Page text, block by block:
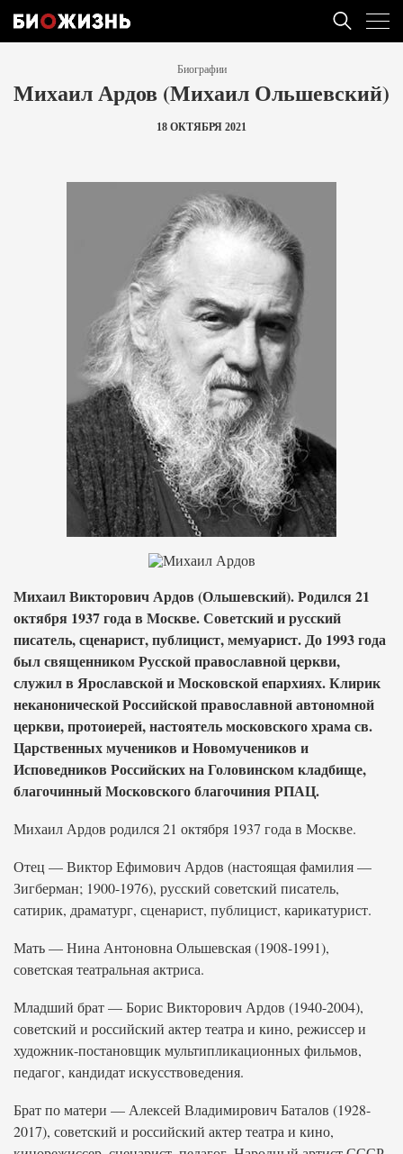
Биографии
Михаил Ардов (Михаил Ольшевский)
18 ОКТЯБРЯ 2021
Михаил Викторович Ардов (Ольшевский). Родился 21
октября 1937 года в Москве. Советский и русский
писатель, сценарист, публицист, мемуарист. До 1993 года
был священником Русской православной церкви,
служил в Ярославской и Московской епархиях. Клирик
неканонической Российской православной автономной
церкви, протоиерей, настоятель московского храма св.
Царственных мучеников и Новомучеников и
Исповедников Российских на Головинском кладбище,
благочинный Московского благочиния РПАЦ.
Михаил Ардов родился 21 октября 1937 года в Москве.
Отец — Виктор Ефимович Ардов (настоящая фамилия —
Зигберман; 1900-1976), русский советский писатель,
сатирик, драматург, сценарист, публицист, карикатурист.
Мать — Нина Антоновна Ольшевская (1908-1991),
советская театральная актриса.
Младший брат — Борис Викторович Ардов (1940-2004),
советский и российский актер театра и кино, режиссер и
художник-постановщик мультипликационных фильмов,
педагог, кандидат искусствоведения.
Брат по матери — Алексей Владимирович Баталов (1928-
2017), советский и российский актер театра и кино,